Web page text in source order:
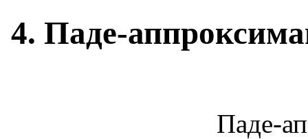
4. Паде-
Паде-